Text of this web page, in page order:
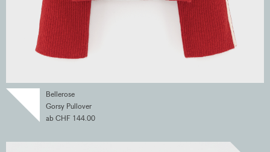
Bellerose
Gorsy Pullover
ab CHF 144.00